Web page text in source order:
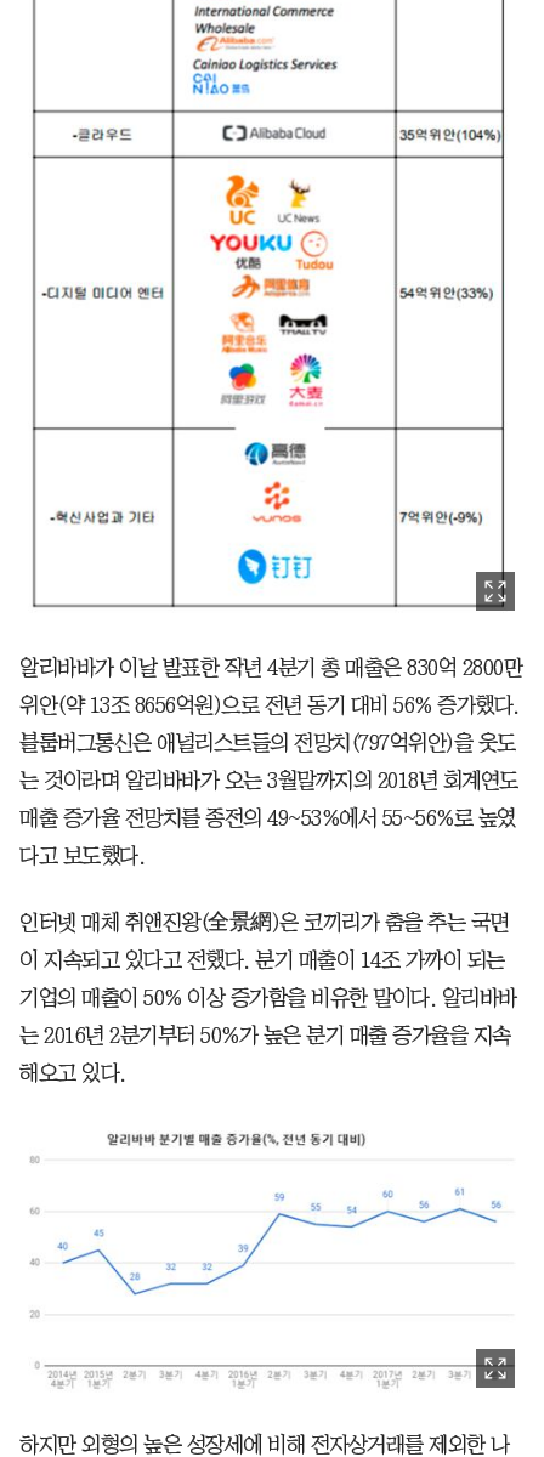
알리바바가 이날 발표한 작년 4분기 총 매출은 830억 2800만
위안(약 13조 8656억원)으로 전년 동기 대비 56% 증가했다.
블룸버그통신은 애널리스트들의 전망치(797억위안)을 웃도
는 것이라며 알리바바가 오는 3월말까지의 2018년 회계연도
매출 증가율 전망치를 종전의 49~53%에서 55~56%로 높였
다고 보도했다.
인터넷 매체 취앤진왕(全景網)은 코끼리가 춤을 추는 국면
이 지속되고 있다고 전했다. 분기 매출이 14조 가까이 되는
기업의 매출이 50% 이상 증가함을 비유한 말이다. 알리바바
는 2016년 2분기부터 50%가 높은 분기 매출 증가율을 지속
해오고 있다.
하지만 외형의 높은 성장세에 비해 전자상거래를 제외한 나